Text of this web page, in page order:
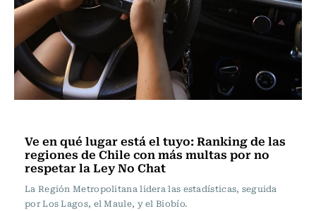
Ve en qué lugar está el tuyo: Ranking de las
regiones de Chile con más multas por no
respetar la Ley No Chat
La Región Metropolitana lidera las estadísticas, seguida
por Los Lagos, el Maule, y el Biobío.